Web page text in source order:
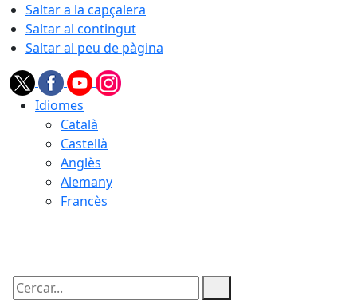
Saltar a la capçalera
Saltar al contingut
Saltar al peu de pàgina
Idiomes
Català
Castellà
Anglès
Alemany
Francès
Cercar: